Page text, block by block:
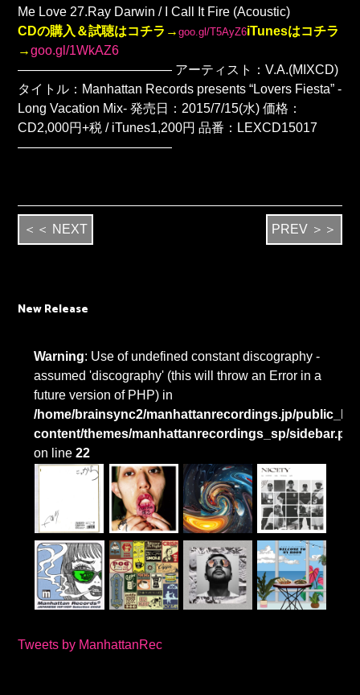
Me Love 27.Ray Darwin / I Call It Fire (Acoustic)
CDの購入＆試聴はコチラ→goo.gl/T5AyZ6iTunesはコチラ
→goo.gl/1WkAZ6
———————————— アーティスト：V.A.(MIXCD)
タイトル：Manhattan Records presents “Lovers Fiesta” -
Long Vacation Mix- 発売日：2015/7/15(水) 価格：
CD2,000円+税 / iTunes1,200円 品番：LEXCD15017
————————————
＜＜ NEXT PREV ＞＞
New Release
Warning: Use of undefined constant discography -
assumed 'discography' (this will throw an Error in a
future version of PHP) in
/home/brainsync2/manhattanrecordings.jp/
content/themes/manhattanrecordings_sp/
on line22
Tweets by ManhattanRec